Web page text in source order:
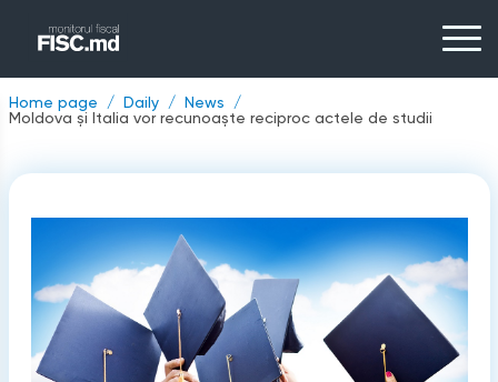
Home page Daily
News
Moldova și Italia vor recunoaște reciproc actele de studii